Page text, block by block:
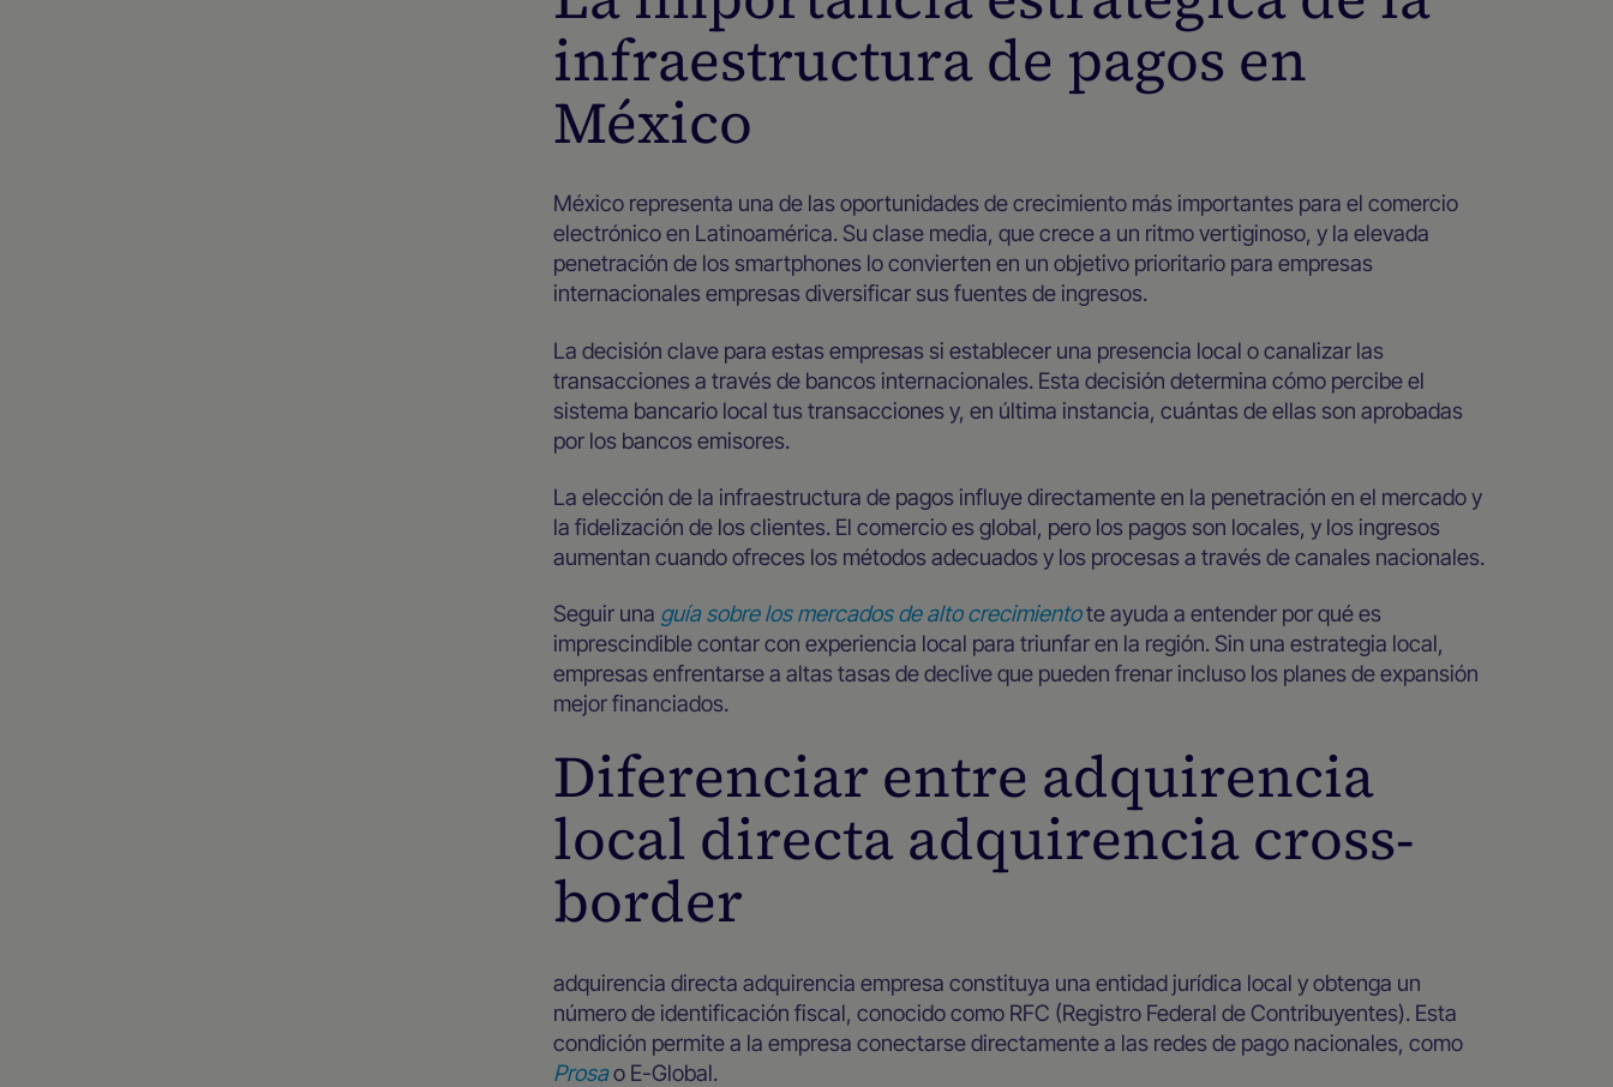
infraestructura de pagos en
México
México representa una de las oportunidades de crecimiento más importantes para el comercio
electrónico en Latinoamérica. Su clase media, que crece a un ritmo vertiginoso, y la elevada
penetración de los smartphones lo convierten en un objetivo prioritario para empresas
internacionales empresas diversificar sus fuentes de ingresos.
La decisión clave para estas empresas si establecer una presencia local o canalizar las
transacciones a través de bancos internacionales. Esta decisión determina cómo percibe el
sistema bancario local tus transacciones y, en última instancia, cuántas de ellas son aprobadas
por los bancos emisores.
La elección de la infraestructura de pagos influye directamente en la penetración en el mercado y
la fidelización de los clientes. El comercio es global, pero los pagos son locales, y los ingresos
aumentan cuando ofreces los métodos adecuados y los procesas a través de canales nacionales.
Seguir una guía sobre los mercados de alto crecimientote ayuda a entender por qué es
imprescindible contar con experiencia local para triunfar en la región. Sin una estrategia local,
empresas enfrentarse a altas tasas de declive que pueden frenar incluso los planes de expansión
mejor financiados.
Diferenciar entre adquirencia
local directa adquirencia cross-
border
adquirencia directa adquirencia empresa constituya una entidad jurídica local y obtenga un
número de identificación fiscal, conocido como RFC (Registro Federal de Contribuyentes). Esta
condición permite a la empresa conectarse directamente a las redes de pago nacionales, como
Prosao E-Global.